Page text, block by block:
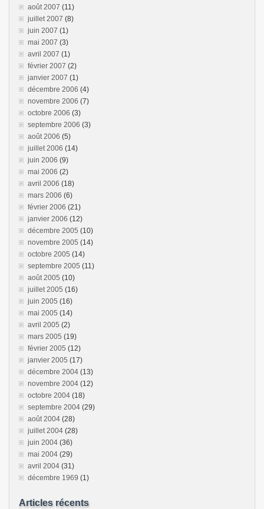
août 2007 (11)
juillet 2007 (8)
juin 2007 (1)
mai 2007 (3)
avril 2007 (1)
février 2007 (2)
janvier 2007 (1)
décembre 2006 (4)
novembre 2006 (7)
octobre 2006 (3)
septembre 2006 (3)
août 2006 (5)
juillet 2006 (14)
juin 2006 (9)
mai 2006 (2)
avril 2006 (18)
mars 2006 (6)
février 2006 (21)
janvier 2006 (12)
décembre 2005 (10)
novembre 2005 (14)
octobre 2005 (14)
septembre 2005 (11)
août 2005 (10)
juillet 2005 (16)
juin 2005 (16)
mai 2005 (14)
avril 2005 (2)
mars 2005 (19)
février 2005 (12)
janvier 2005 (17)
décembre 2004 (13)
novembre 2004 (12)
octobre 2004 (18)
septembre 2004 (29)
août 2004 (28)
juillet 2004 (28)
juin 2004 (36)
mai 2004 (29)
avril 2004 (31)
décembre 1969 (1)
Articles récents